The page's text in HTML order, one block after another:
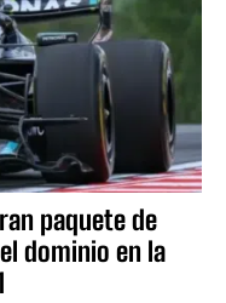
paquete de
dominio en la